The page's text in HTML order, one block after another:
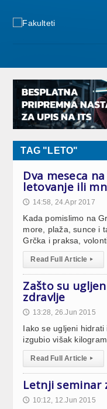
TAG "LETO"
Dva meseca
letovanje ili
🕔 14:58, 24.Apr 2017
Kada pomislimo na
more, plaža, sunce i
Grčka i praksa,
Read Full Article ▸
Zašto su
zdravlje
🕔 13:28, 26.Jun 2015
Iako se ugljeni
izgubio višak
Read Full Article ▸
Letnji seminar
🕔 10:12, 12.Jun 2015